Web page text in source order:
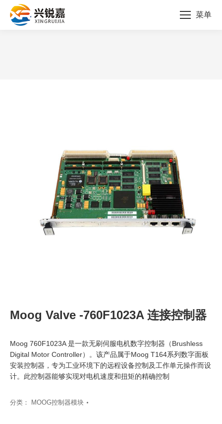
菜单
Moog Valve -760F1023A 连接控制器
Moog 760F1023A 是一款无刷伺服电机数字控制器（Brushless
Digital Motor Controller）。该产品属于Moog T164系列数字面板
安装控制器，专为工业环境下的远程设备控制及工作单元操作而设
计。此控制器能够实现对电机速度和扭矩的精确控制
分类： MOOG控制器模块